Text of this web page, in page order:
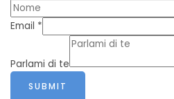
Email *
Parlami di te
SUBMIT